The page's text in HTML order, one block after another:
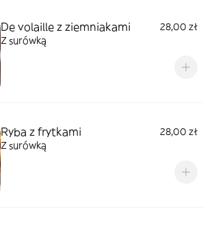
De volaille z ziemniakami
28,00 zł
Z surówką
Ryba z frytkami
28,00 zł
Z surówką